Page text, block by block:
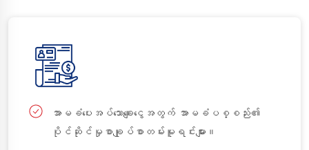
အာမခံပေးအပ်သောချေးငွေအတွက် အာမခံပစ္စည်း၏
ပိုင်ဆိုင်မှုစာချုပ်စာတမ်းမူရင်းများ။